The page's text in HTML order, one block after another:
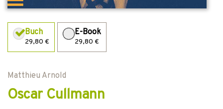
Buch
29,80 €
E-Book
29,80 €
Matthieu Arnold
Oscar Cullmann